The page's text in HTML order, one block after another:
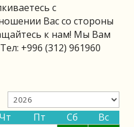
с
Вас со стороны
к нам! Мы Вам
+996 (312) 961960
Чт Пт Сб
Вс